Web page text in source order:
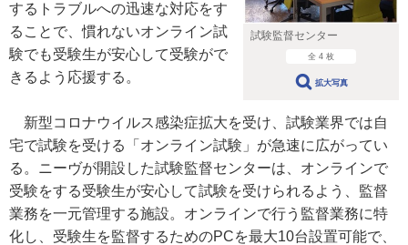
試験監督センター
全 4 枚
拡大写真
するトラブルへの迅速な対応をす
ることで、慣れないオンライン試
験でも受験生が安心して受験がで
きるよう応援する。
新型コロナウイルス感染症拡大を受け、試験業界では自
宅で試験を受ける「オンライン試験」が急速に広がってい
る。ニーヴが開設した試験監督センターは、オンラインで
受験をする受験生が安心して試験を受けられるよう、監督
業務を一元管理する施設。オンラインで行う監督業務に特
化し、受験生を監督するためのPCを最大10台設置可能で、